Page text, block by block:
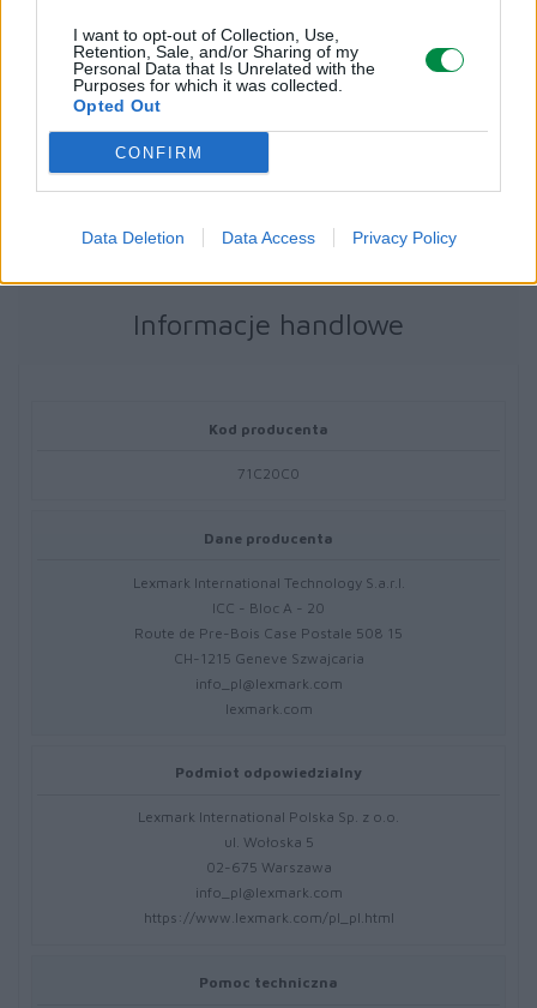
I want to opt-out of Collection, Use,
Retention, Sale, and/or Sharing of my
Personal Data that Is Unrelated with the
Purposes for which it was collected.
Opted Out
CONFIRM
Data Deletion Data Access Privacy Policy
Różne
Lexmark Cartridge Collection Program, Lexmark Return Program
(LRP)
Informacje handlowe
Kod producenta
71C20C0
Dane producenta
Lexmark International Technology S.a.r.l.
ICC - Bloc A - 20
Route de Pre-Bois Case Postale 508 15
CH-1215 Geneve Szwajcaria
info_pl@lexmark.com
lexmark.com
Podmiot odpowiedzialny
Lexmark International Polska Sp. z o.o.
ul. Wołoska 5
02-675 Warszawa
info_pl@lexmark.com
https://www.lexmark.com/pl_pl.html
Pomoc techniczna